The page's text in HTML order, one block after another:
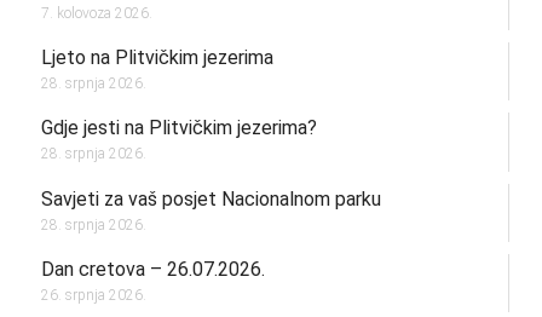
7. kolovoza 2026.
Ljeto na Plitvičkim jezerima
28. srpnja 2026.
Gdje jesti na Plitvičkim jezerima?
28. srpnja 2026.
Savjeti za vaš posjet Nacionalnom parku
28. srpnja 2026.
Dan cretova – 26.07.2026.
26. srpnja 2026.